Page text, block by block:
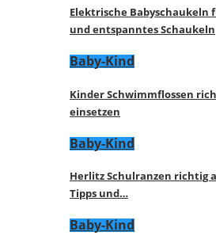
Elektrische Babyschaukeln
und entspanntes Schaukeln
Baby-Kind
Kinder Schwimmflossen
einsetzen
Baby-Kind
Herlitz Schulranzen richtig
Tipps und…
Baby-Kind